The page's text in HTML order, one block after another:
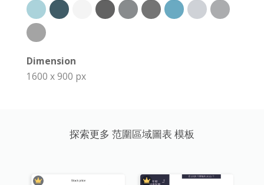
Dimension
1600 x 900 px
探索更多 范圍區域圖表 模板